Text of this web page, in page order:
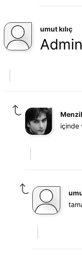
umut kılıç
Menzil
içinde